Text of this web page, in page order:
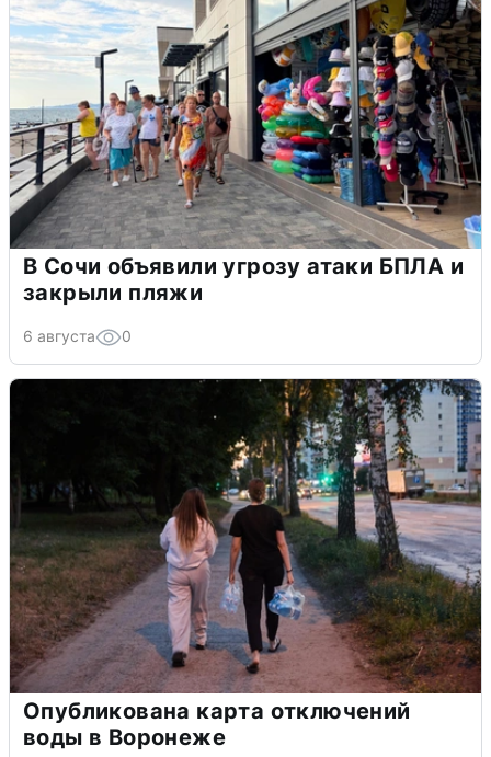
В Сочи объявили угрозу атаки БПЛА и
закрыли пляжи
6 августа 0
Опубликована карта отключений
воды в Воронеже